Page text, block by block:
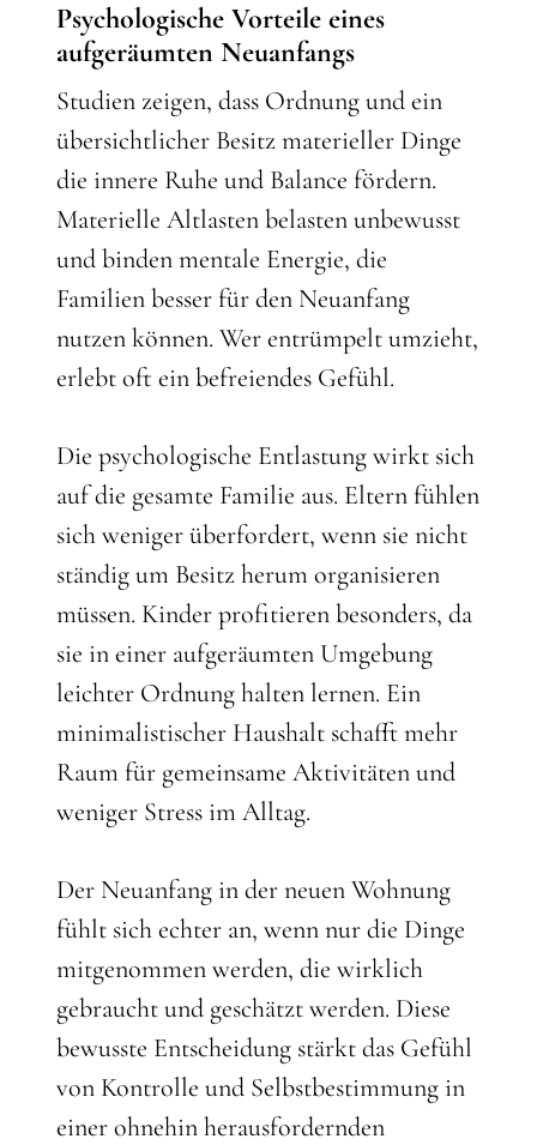
Psychologische Vorteile eines
aufgeräumten Neuanfangs
Studien zeigen, dass Ordnung und ein
übersichtlicher Besitz materieller Dinge
die innere Ruhe und Balance fördern.
Materielle Altlasten belasten unbewusst
und binden mentale Energie, die
Familien besser für den Neuanfang
nutzen können. Wer entrümpelt umzieht,
erlebt oft ein befreiendes Gefühl.
Die psychologische Entlastung wirkt sich
auf die gesamte Familie aus. Eltern fühlen
sich weniger überfordert, wenn sie nicht
ständig um Besitz herum organisieren
müssen. Kinder profitieren besonders, da
sie in einer aufgeräumten Umgebung
leichter Ordnung halten lernen. Ein
minimalistischer Haushalt schafft mehr
Raum für gemeinsame Aktivitäten und
weniger Stress im Alltag.
Der Neuanfang in der neuen Wohnung
fühlt sich echter an, wenn nur die Dinge
mitgenommen werden, die wirklich
gebraucht und geschätzt werden. Diese
bewusste Entscheidung stärkt das Gefühl
von Kontrolle und Selbstbestimmung in
einer ohnehin herausfordernden